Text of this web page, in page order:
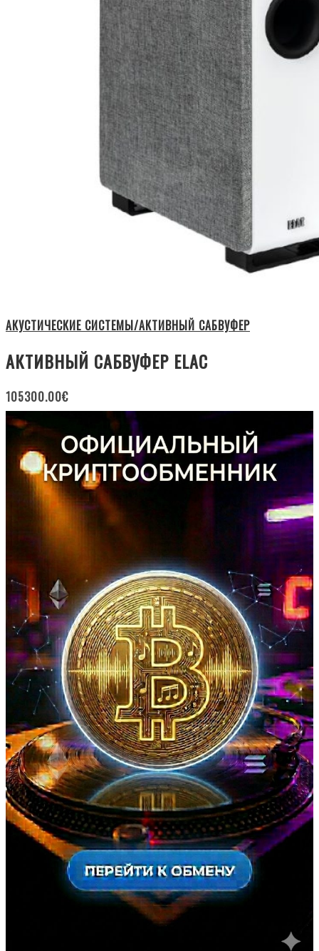
АКУСТИЧЕСКИЕ СИСТЕМЫ/АКТИВНЫЙ САБВУФЕР
АКТИВНЫЙ САБВУФЕР ELAC
105300.00€